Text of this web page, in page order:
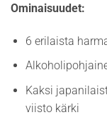
Ominaisuudet:
6 erilaista
Kaksi
viisto kärki